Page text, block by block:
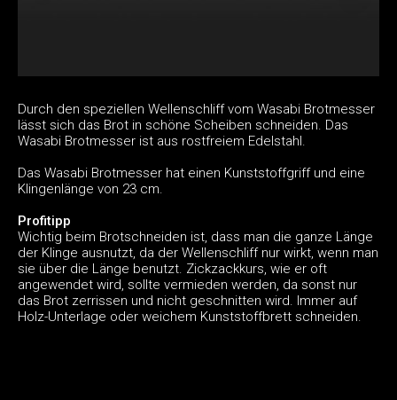
Durch den speziellen Wellenschliff vom Wasabi Brotmesser
lässt sich das Brot in schöne Scheiben schneiden. Das
Wasabi Brotmesser ist aus rostfreiem Edelstahl.
Das Wasabi Brotmesser hat einen Kunststoffgriff und eine
Klingenlänge von 23 cm.
Profitipp
Wichtig beim Brotschneiden ist, dass man die ganze Länge
der Klinge ausnutzt, da der Wellenschliff nur wirkt, wenn man
sie über die Länge benutzt. Zickzackkurs, wie er oft
angewendet wird, sollte vermieden werden, da sonst nur
das Brot zerrissen und nicht geschnitten wird. Immer auf
Holz-Unterlage oder weichem Kunststoffbrett schneiden.